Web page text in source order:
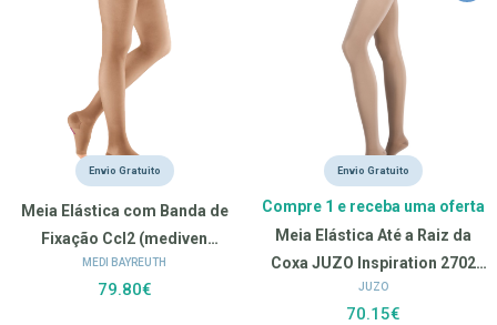
Envio Gratuito
Meia Elástica com Banda de
Fixação Ccl2 (mediven
elegance) (III.CARAMELO.PE
ABERTO)
MEDI BAYREUTH
79.80€
Envio Gratuito
Compre 1 e receba uma oferta
Meia Elástica Até a Raiz da
Coxa JUZO Inspiration 2702
(II.PE ABERTO.EXTRA CURTA)
JUZO
70.15€